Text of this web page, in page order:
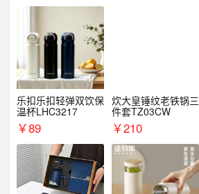
乐扣乐扣轻弹双饮保
温杯LHC3217
￥89
炊大皇锤纹老铁锅三
件套TZ03CW
￥210